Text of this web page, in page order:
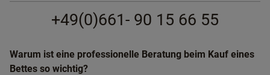
+49(0)661- 90 15 66 55
Warum ist eine professionelle Beratung beim Kauf eines
Bettes so wichtig?